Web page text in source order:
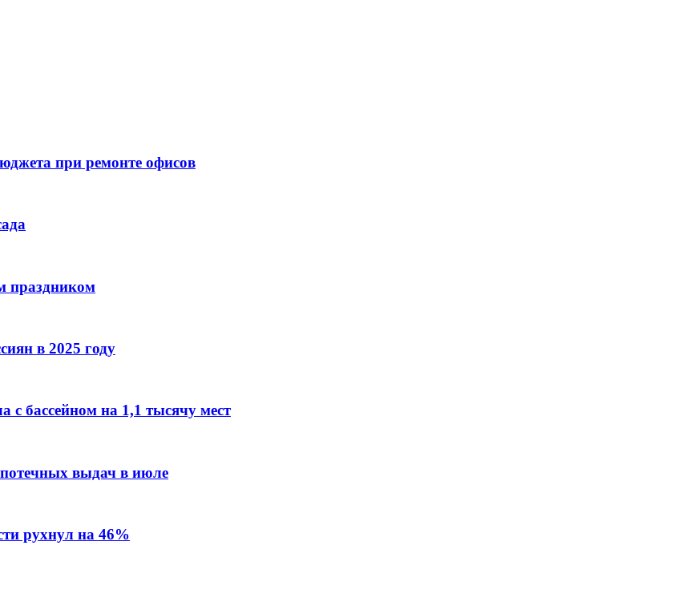
при ремонте офисов
праздником
в 2025 году
бассейном на 1,1 тысячу мест
выдач в июле
рухнул на 46%